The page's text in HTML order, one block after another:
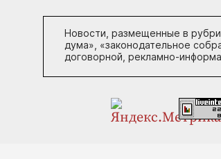
Новости, размещенные в
дума», «законодательное
договорной, рекламно-